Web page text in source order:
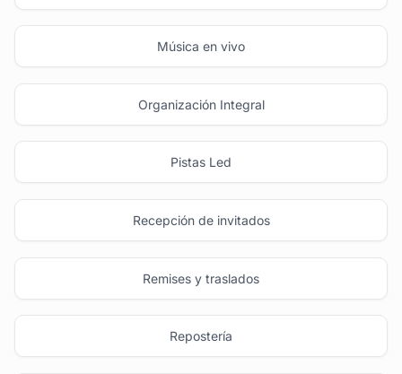
Música en vivo
Organización Integral
Pistas Led
Recepción de invitados
Remises y traslados
Repostería